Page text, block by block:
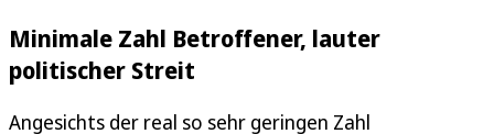
Minimale Zahl Betroffener, lauter
politischer Streit
Angesichts der real so sehr geringen Zahl